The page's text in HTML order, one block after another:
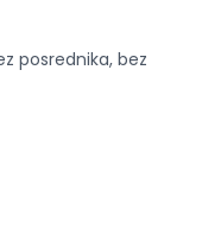
posrednika, bez